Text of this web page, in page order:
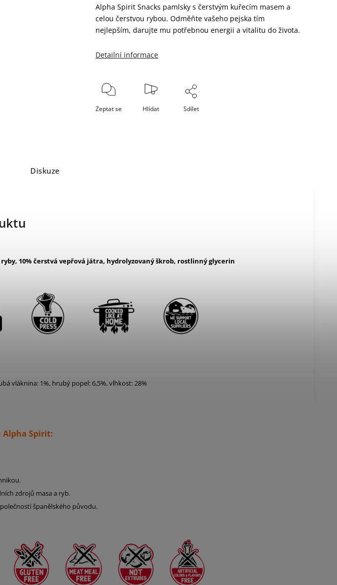
Alpha Spirit Snacks pamlsky s čerstvým kuřecím masem a
celou čerstvou rybou. Odměňte vašeho pejska tím
nejlepším, darujte mu potřebnou energii a vitalitu do života.
Detailní informace
Zeptat se Hlídat Sdílet
Diskuze
10% čerstvá vepřová játra, hydrolyzovaný škrob, rostlinný glycerin
vláknina: 1%, hrubý popel: 6,5%, vlhkost: 28%
Spirit:
zdrojů masa a ryb.
španělského původu.